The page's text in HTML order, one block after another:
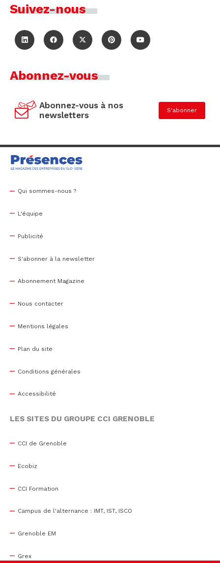
Suivez-nous
Abonnez-vous
Abonnez-vous à nos
newsletters
S'abonner
Qui sommes-nous ?
L'équipe
Publicité
S'abonner à la newsletter
Abonnement Magazine
Nous contacter
Mentions légales
Plan du site
Conditions générales
Accessibilité
LES SITES DU GROUPE CCI GRENOBLE
CCI de Grenoble
Ecobiz
CCI Formation
Campus de l'alternance : IMT, IST, ISCO
Grenoble EM
Grex